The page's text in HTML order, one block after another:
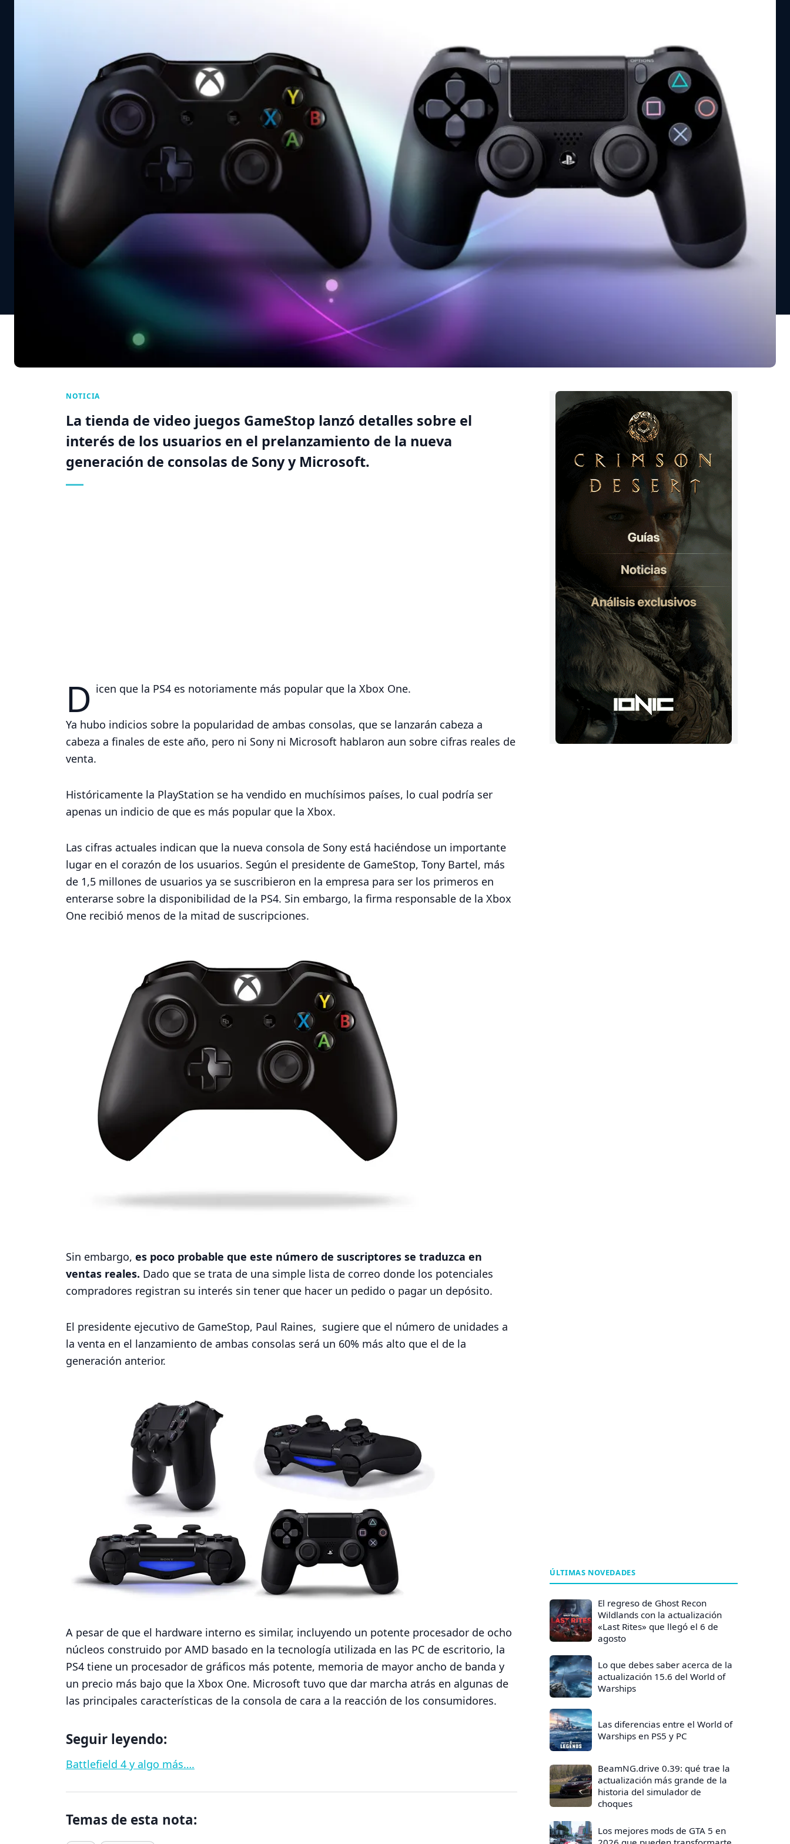
NOTICIA
La tienda de video juegos GameStop lanzó detalles sobre el
interés de los usuarios en el prelanzamiento de la nueva
generación de consolas de Sony y Microsoft.
D icen que la PS4 es notoriamente más popular que la Xbox One.
Ya hubo indicios sobre la popularidad de ambas consolas, que se lanzarán cabeza a
cabeza a finales de este año, pero ni Sony ni Microsoft hablaron aun sobre cifras reales de
venta.
Históricamente la PlayStation se ha vendido en muchísimos países, lo cual podría ser
apenas un indicio de que es más popular que la Xbox.
Las cifras actuales indican que la nueva consola de Sony está haciéndose un importante
lugar en el corazón de los usuarios. Según el presidente de GameStop, Tony Bartel, más
de 1,5 millones de usuarios ya se suscribieron en la empresa para ser los primeros en
enterarse sobre la disponibilidad de la PS4. Sin embargo, la firma responsable de la Xbox
One recibió menos de la mitad de suscripciones.
Sin embargo, es poco probable que este número de suscriptores se traduzca en
ventas reales. Dado que se trata de una simple lista de correo donde los potenciales
compradores registran su interés sin tener que hacer un pedido o pagar un depósito.
El presidente ejecutivo de GameStop, Paul Raines, sugiere que el número de unidades a
la venta en el lanzamiento de ambas consolas será un 60% más alto que el de la
generación anterior.
A pesar de que el hardware interno es similar, incluyendo un potente procesador de ocho
núcleos construido por AMD basado en la tecnología utilizada en las PC de escritorio, la
PS4 tiene un procesador de gráficos más potente, memoria de mayor ancho de banda y
un precio más bajo que la Xbox One. Microsoft tuvo que dar marcha atrás en algunas de
las principales características de la consola de cara a la reacción de los consumidores.
Seguir leyendo:
Battlefield 4 y algo más….
Temas de esta nota:
ÚLTIMAS NOVEDADES
El regreso de Ghost Recon
Wildlands con la actualización
«Last Rites» que llegó el 6 de
agosto
Lo que debes saber acerca de la
actualización 15.6 del World of
Warships
Las diferencias entre el World of
Warships en PS5 y PC
BeamNG.drive 0.39: qué trae la
actualización más grande de la
historia del simulador de
choques
Los mejores mods de GTA 5 en